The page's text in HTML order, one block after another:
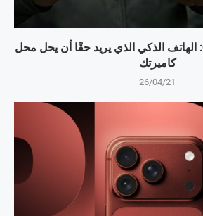
OPPO Find X9 Ultra: الهاتف الذكي الذي يريد حقًا أن يحل محل
كاميرتك
26/04/21